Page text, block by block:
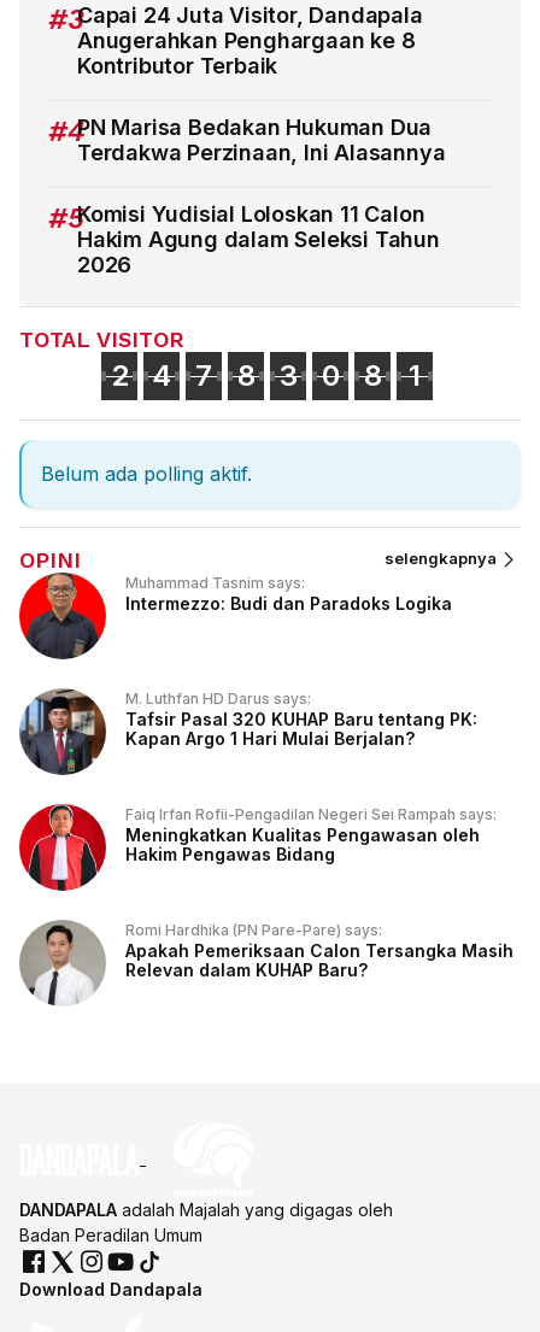
#3Capai 24 Juta Visitor, Dandapala
Anugerahkan Penghargaan ke 8
Kontributor Terbaik
#4PN Marisa Bedakan Hukuman Dua
Terdakwa Perzinaan, Ini Alasannya
#5Komisi Yudisial Loloskan 11 Calon
Hakim Agung dalam Seleksi Tahun
2026
TOTAL VISITOR
2 4 7 8 3 0 8 1
Belum ada polling aktif.
OPINI selengkapnya
Muhammad Tasnim says:
Intermezzo: Budi dan Paradoks Logika
M. Luthfan HD Darus says:
Tafsir Pasal 320 KUHAP Baru tentang PK:
Kapan Argo 1 Hari Mulai Berjalan?
Faiq Irfan Rofii-Pengadilan Negeri Sei Rampah says:
Meningkatkan Kualitas Pengawasan oleh
Hakim Pengawas Bidang
Romi Hardhika (PN Pare-Pare) says:
Apakah Pemeriksaan Calon Tersangka Masih
Relevan dalam KUHAP Baru?
DANDAPALA adalah Majalah yang digagas oleh
Badan Peradilan Umum
Download Dandapala